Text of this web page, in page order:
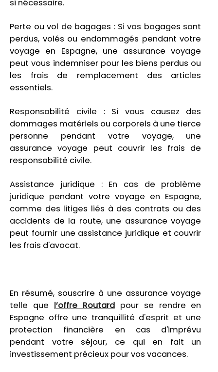
si nécessaire.
Perte ou vol de bagages : Si vos bagages sont
perdus, volés ou endommagés pendant votre
voyage en Espagne, une assurance voyage
peut vous indemniser pour les biens perdus ou
les frais de remplacement des articles
essentiels.
Responsabilité civile : Si vous causez des
dommages matériels ou corporels à une tierce
personne pendant votre voyage, une
assurance voyage peut couvrir les frais de
responsabilité civile.
Assistance juridique : En cas de problème
juridique pendant votre voyage en Espagne,
comme des litiges liés à des contrats ou des
accidents de la route, une assurance voyage
peut fournir une assistance juridique et couvrir
les frais d'avocat.
En résumé, souscrire à une assurance voyage
telle que l’offre Routardpour se rendre en
Espagne offre une tranquillité d'esprit et une
protection financière en cas d'imprévu
pendant votre séjour, ce qui en fait un
investissement précieux pour vos vacances.